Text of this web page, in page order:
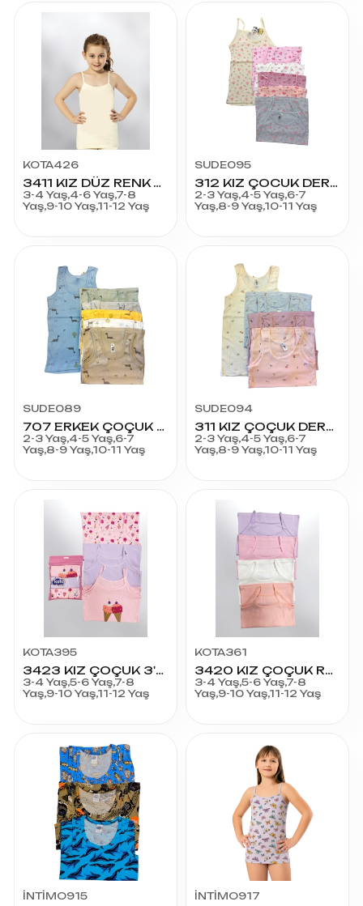
KOTA426
3411 KIZ DÜZ RENK ATLET 6'LI
3-4 Yaş,4-6 Yaş,7-8
Yaş,9-10 Yaş,11-12 Yaş
SUDE095
312 KIZ ÇOCUK DERBY RİBANA ATLET
2-3 Yaş,4-5 Yaş,6-7
Yaş,8-9 Yaş,10-11 Yaş
SUDE089
707 ERKEK ÇOÇUK DERBY RİABANA ATLET
2-3 Yaş,4-5 Yaş,6-7
Yaş,8-9 Yaş,10-11 Yaş
SUDE094
311 KIZ ÇOÇUK DERBY RİBANA ATLET
2-3 Yaş,4-5 Yaş,6-7
Yaş,8-9 Yaş,10-11 Yaş
KOTA395
3423 KIZ ÇOÇUK 3'LÜ PAKET ATLET
3-4 Yaş,5-6 Yaş,7-8
Yaş,9-10 Yaş,11-12 Yaş
KOTA361
3420 KIZ ÇOÇUK RAPORLU RBN ATLET 12'li
3-4 Yaş,5-6 Yaş,7-8
Yaş,9-10 Yaş,11-12 Yaş
İNTİMO915 İNTİMO917